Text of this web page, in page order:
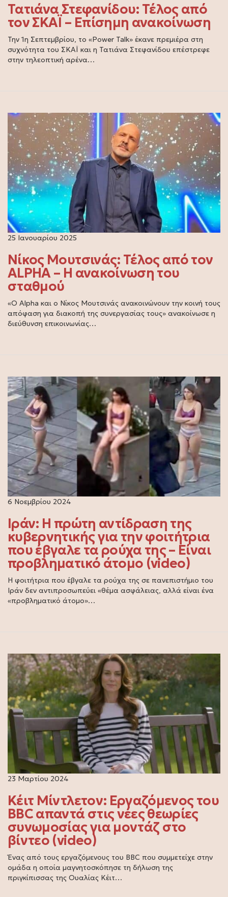
Τατιάνα Στεφανίδου: Τέλος από
τον ΣΚΑΪ – Επίσημη ανακοίνωση
Την 1η Σεπτεμβρίου, το «Power Talk» έκανε πρεμιέρα στη
συχνότητα του ΣΚΑΪ και η Τατιάνα Στεφανίδου επέστρεφε
στην τηλεοπτική αρένα…
25 Ιανουαρίου 2025
Νίκος Μουτσινάς: Τέλος από τον
ALPHA – Η ανακοίνωση του
σταθμού
«Ο Alpha και ο Νίκος Μουτσινάς ανακοινώνουν την κοινή τους
απόφαση για διακοπή της συνεργασίας τους» ανακοίνωσε η
διεύθυνση επικοινωνίας…
6 Νοεμβρίου 2024
Ιράν: Η πρώτη αντίδραση της
κυβερνητικής για την φοιτήτρια
που έβγαλε τα ρούχα της – Είναι
προβληματικό άτομο (video)
Η φοιτήτρια που έβγαλε τα ρούχα της σε πανεπιστήμιο του
Ιράν δεν αντιπροσωπεύει «θέμα ασφάλειας, αλλά είναι ένα
«προβληματικό άτομο»…
23 Μαρτίου 2024
Κέιτ Μίντλετον: Εργαζόμενος του
BBC απαντά στις νέες θεωρίες
συνωμοσίας για μοντάζ στο
βίντεο (video)
Ένας από τους εργαζόμενους του BBC που συμμετείχε στην
ομάδα η οποία μαγνητοσκόπησε τη δήλωση της
πριγκίπισσας της Ουαλίας Κέιτ…